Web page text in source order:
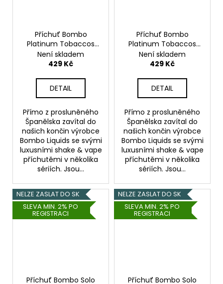
Příchuť Bombo
Platinum Tobaccos
S&V 15ml Culmen
(Tabák s pralinkou,
krémem)
Není skladem
429 Kč
DETAIL
Přímo z prosluněného
Španělska zavítal do
našich končin výrobce
Bombo Liquids se svými
luxusními shake & vape
příchutěmi v několika
sériích. Jsou...
Příchuť Bombo
Platinum Tobaccos
S&V 15ml Nutty Supra
Reserve (Tabák s
oříškovým máslem)
Není skladem
429 Kč
DETAIL
Přímo z prosluněného
Španělska zavítal do
našich končin výrobce
Bombo Liquids se svými
luxusními shake & vape
příchutěmi v několika
sériích. Jsou...
NELZE ZASLAT DO SK
SLEVA MIN. 2% PO
REGISTRACI
Příchuť Bombo Solo
NELZE ZASLAT DO SK
SLEVA MIN. 2% PO
REGISTRACI
Příchuť Bombo Solo